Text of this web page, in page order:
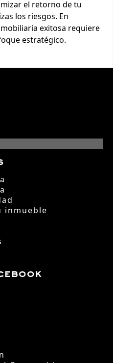
el retorno de tu
los riesgos. En
exitosa requiere
estratégico.
inmueble